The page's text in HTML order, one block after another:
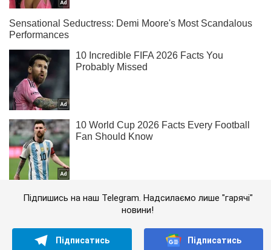
Підпишись на наш Telegram. Надсилаємо лише "гарячі"
новини!
Підписатись Підписатись